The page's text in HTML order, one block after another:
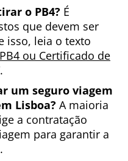
o PB4? É
que devem ser
isso, leia o texto
ou Certificado de
um seguro viagem
Lisboa? A maioria
a contratação
para garantir a